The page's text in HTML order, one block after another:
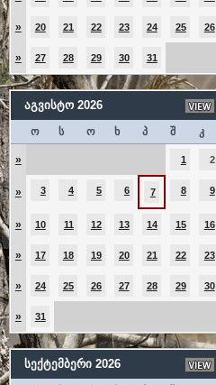
» 20 21 22 23 24 25 26
» 27 28 29 30 31
აგვისტო 2026
ო ს ო ხ პ შ კ
» 1 2
» 3 4 5 6 7 8 9
» 10 11 12 13 14 15 16
» 17 18 19 20 21 22 23
» 24 25 26 27 28 29 30
» 31
სექტემბერი 2026